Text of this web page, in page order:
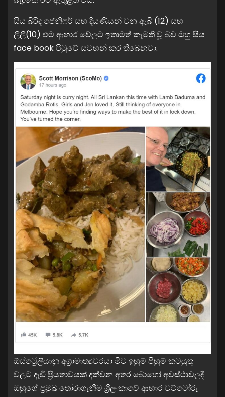
සිය බිරිඳ ජෙනිෆර් සහ දියණියන් වන ඇබී (12) සහ
ලිලී(10) එම ආහාර වේලට ඉතාමත් කැමති වූ බව ඔහු සිය
face book පිටුවේ සටහන් කර තිබෙනවා.
ඕස්ට්‍රේලියානු අග්‍රාමාත්‍යවරයා මීට ඉහුම් පිහුම් කටයුතු
වලට දැඩි ප්‍රියතාවයක් දක්වන අතර බොහෝ අවස්ථාවලදී
ඔහුගේ ප්‍රමුඛ තෝරාගැනීම ශ්‍රිලංකාවේ ආහාර වට්ටෝරු